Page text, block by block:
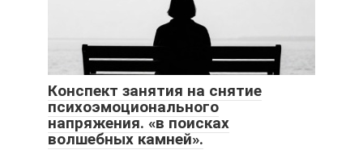
Конспект занятия на снятие
психоэмоционального
напряжения. «в поисках
волшебных камней».